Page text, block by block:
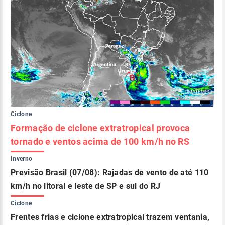
Ciclone
Formação de ciclone extratropical provoca
tornado e ventos acima de 100 km/h no RS
Inverno
Previsão Brasil (07/08): Rajadas de vento de até 110
km/h no litoral e leste de SP e sul do RJ
Ciclone
Frentes frias e ciclone extratropical trazem ventania,